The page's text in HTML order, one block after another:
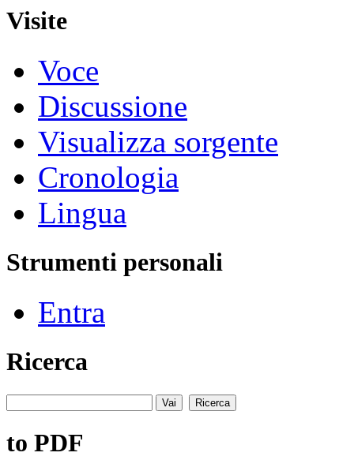
Visite
Voce
Discussione
Visualizza sorgente
Cronologia
Lingua
Strumenti personali
Entra
Ricerca
to PDF